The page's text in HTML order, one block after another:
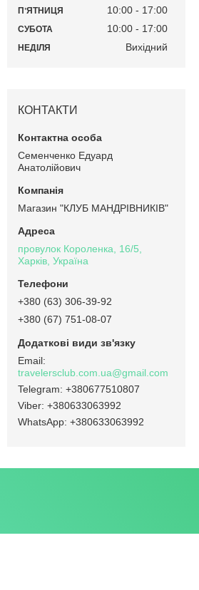
ПʼЯТНИЦЯ 10:00 17:00
СУБОТА 10:00 17:00
НЕДІЛЯ Вихідний
КОНТАКТИ
Семенченко Едуард
Анатолійович
Магазин "КЛУБ МАНДРІВНИКІВ"
провулок Короленка, 16/5,
Харків, Україна
+380 (63) 306-39-92
+380 (67) 751-08-07
travelersclub.com.ua@gmail.com
+380677510807
+380633063992
+380633063992